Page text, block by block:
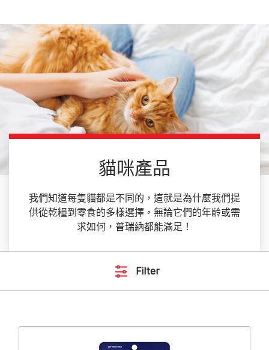
貓咪產品
我們知道每隻貓都是不同的，這就是為什麼我們提
供從乾糧到零食的多樣選擇，無論它們的年齡或需
求如何，普瑞納都能滿足！
Filter